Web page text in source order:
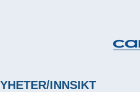
INNSIKT